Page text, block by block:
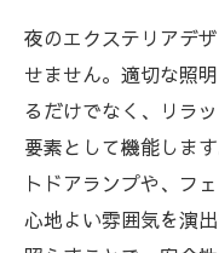
夜のエクステリアデ
せません。適切な照
るだけでなく、リラ
要素として機能しま
トドアランプや、フ
心地よい雰囲気を演